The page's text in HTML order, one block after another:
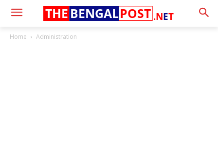
.NET
THE BENGALPOST
Home Administration